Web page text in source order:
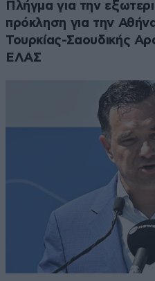
Πλήγμα για την
πρόκληση για την
Τουρκίας-Σαουδικής
ΕΛΑΣ